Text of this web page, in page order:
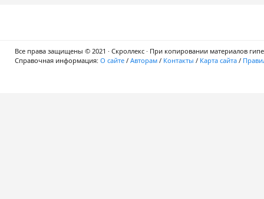
Все права защищены © 2021 · Скроллекс · При копировании материалов
Справочная информация: О сайте / Авторам / Контакты / Карта сайта /